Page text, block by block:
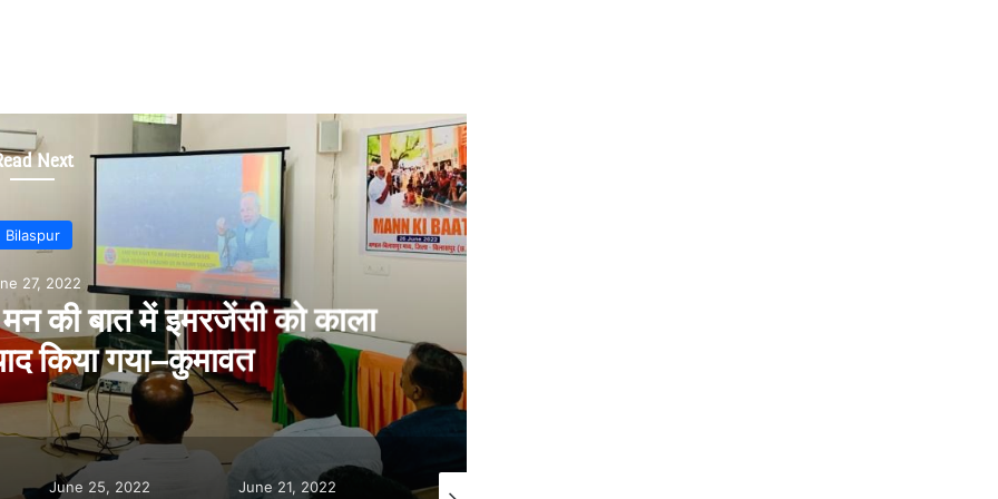
Next
Bilaspur
25, 2022
पर भारत की बढ़ी साख,ट्रांस्फार्म
में हुआ ऐतिहासिक परिवर्तन-
बिखराव से पीड़ित भूपेश सरकार
आपात काल – अमर अग्रवाल
June 21, 2022 July 14, 2022 June 27, 2022